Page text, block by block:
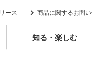
ース 商品に関するお問
知る・楽しむ